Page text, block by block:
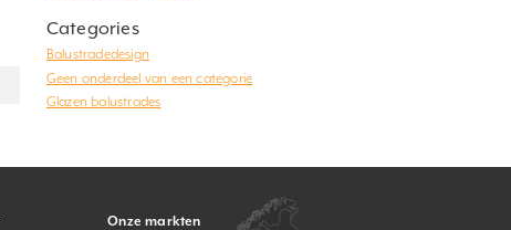
Categories
Balustradedesign
Geen onderdeel van een categorie
Glazen balustrades
Onze markten